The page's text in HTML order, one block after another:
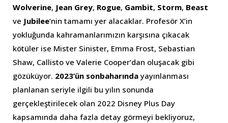
Wolverine, Jean Grey, Rogue, Gambit, Storm, Beast
ve Jubilee‘nin tamamı yer alacaklar. Profesör X’in
yokluğunda kahramanlarımızın karşısına çıkacak
kötüler ise Mister Sinister, Emma Frost, Sebastian
Shaw, Callisto ve Valerie Cooper’dan oluşacak gibi
gözüküyor. 2023’ün sonbaharında yayınlanması
planlanan seriyle ilgili bu yılın sonunda
gerçekleştirilecek olan 2022 Disney Plus Day
kapsamında daha fazla detay görmeyi bekliyoruz,